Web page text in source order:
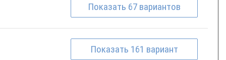
Показать 67 вариантов
Показать 161 вариант